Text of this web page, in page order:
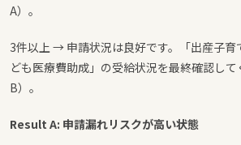
A）。
3件以上 → 申請状況は良好です。「出産子育
ども医療費助成」の受給状況を最終確認し
B）。
Result A: 申請漏れリスクが高い状態